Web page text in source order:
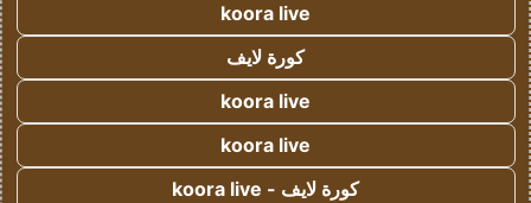
koora live
كورة لايف
koora live
koora live
كورة لايف - koora live